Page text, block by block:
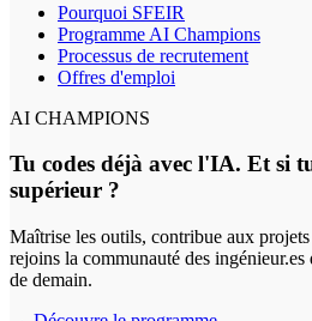
Pourquoi SFEIR
Programme AI Champions
Processus de recrutement
Offres d'emploi
AI CHAMPIONS
Tu codes déjà avec l'IA. Et si
supérieur ?
Maîtrise les outils, contribue aux
rejoins la communauté des
de demain.